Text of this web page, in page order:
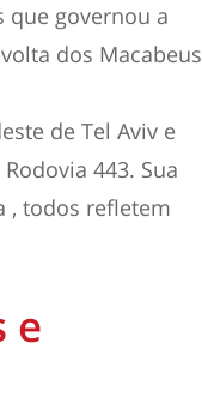
que governou a
dos Macabeus
de Tel Aviv e
443. Sua
, todos refletem
e